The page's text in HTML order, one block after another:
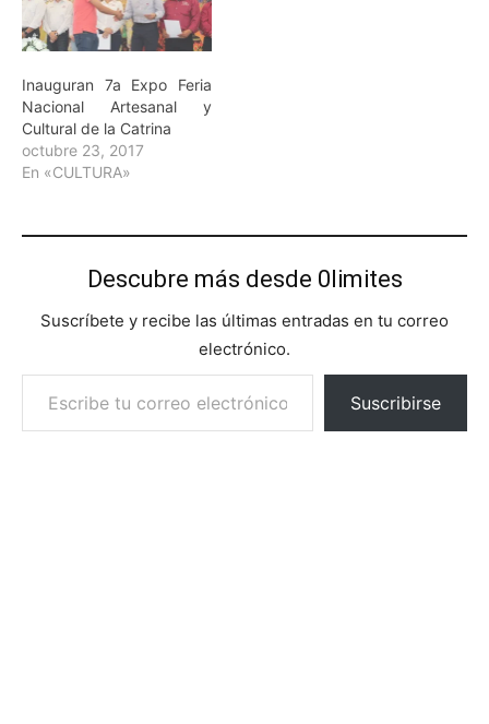
Inauguran 7a Expo Feria
Nacional Artesanal y
Cultural de la Catrina
octubre 23, 2017
En «CULTURA»
Descubre más desde 0limites
Suscríbete y recibe las últimas entradas en tu correo
electrónico.
Escribe tu correo electrónico…
Suscribirse